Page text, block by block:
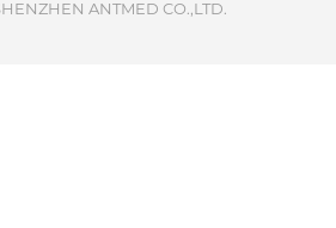
ANTMED CO.,LTD.